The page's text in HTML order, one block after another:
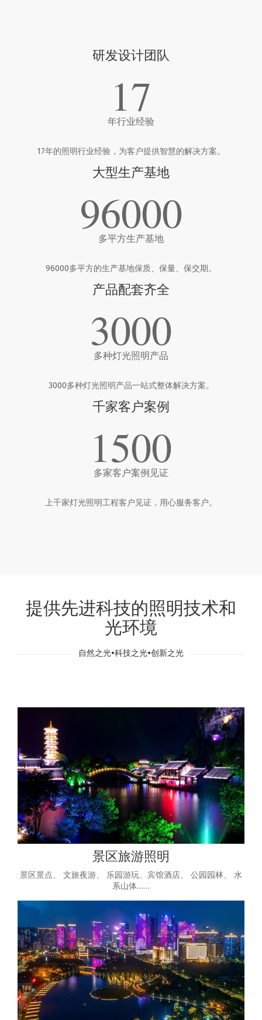
研发设计团队
17
年行业经验
17年的照明行业经验，为客户提供智慧的解决方案。
大型生产基地
96000
多平方生产基地
96000多平方的生产基地保质、保量、保交期。
产品配套齐全
3000
多种灯光照明产品
3000多种灯光照明产品一站式整体解决方案。
千家客户案例
1500
多家客户案例见证
上千家灯光照明工程客户见证，用心服务客户。
提供先进科技的照明技术和
光环境
自然之光•科技之光•创新之光
景区旅游照明
景区景点、 文旅夜游、 乐园游玩、宾馆酒店、 公园园林、 水
系山体……